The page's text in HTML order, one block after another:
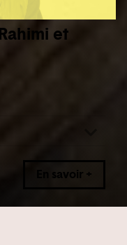
et
En savoir +